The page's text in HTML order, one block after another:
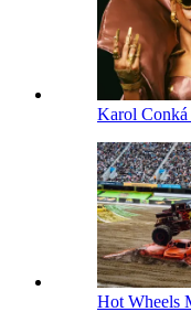
Karol Conká
Hot Wheels